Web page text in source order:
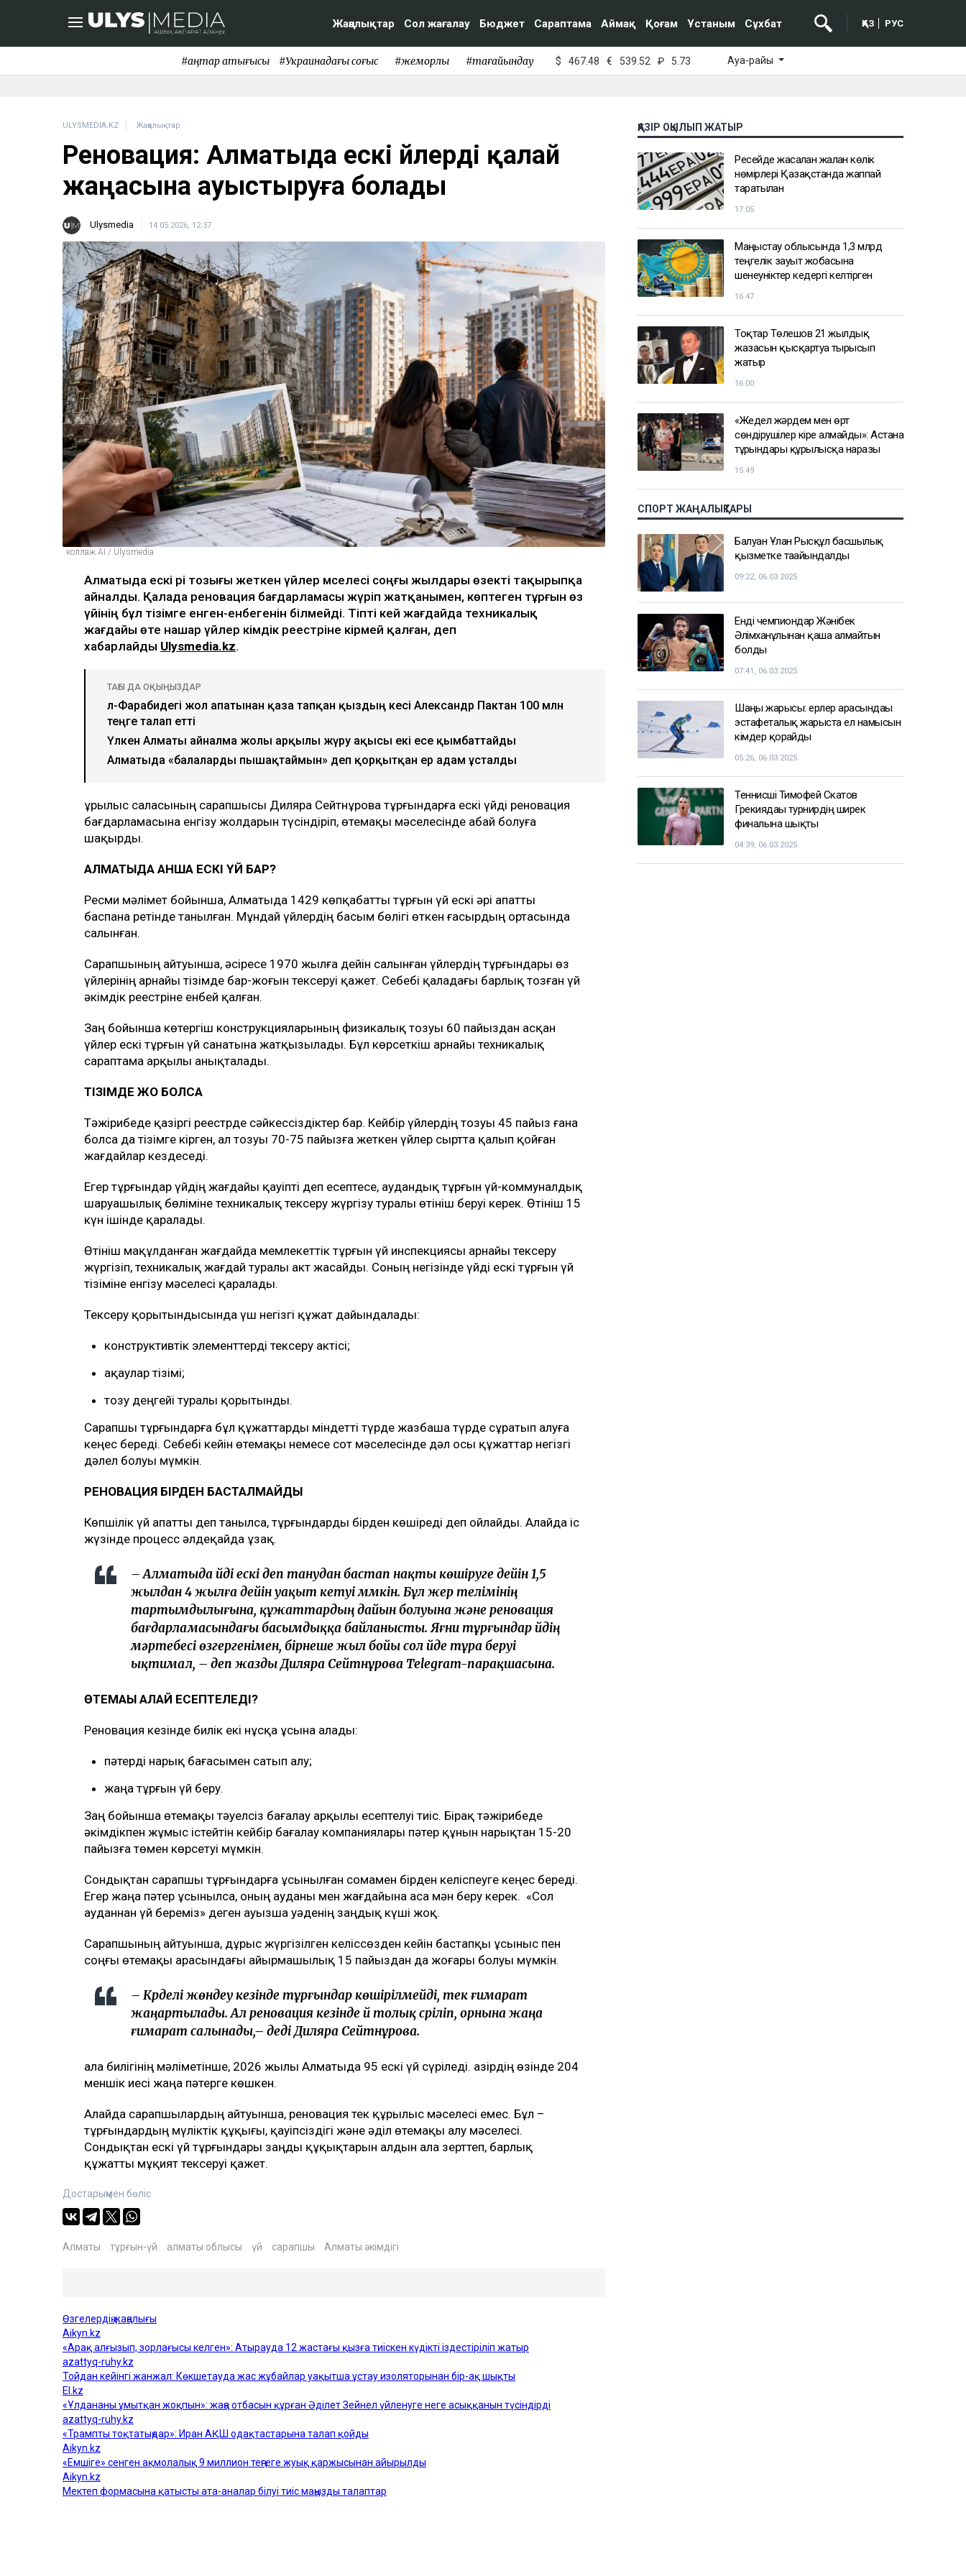
Жаңалықтар Сол жағалау Бюджет Сараптама Аймақ Қоғам Ұстаным Сұхбат ҚАЗ РУС
#қаңтар қақтығысы #Украинадағы соғыс #жемқорлық #тағайындау $ 467.48 € 539.52 ₽ 5.73 Ауа-райы
ULYSMEDIA.KZ Жаңалықтар
Реновация: Алматыда ескі үйлерді қалай
жаңасына ауыстыруға болады
Ulysmedia 14.05.2026, 12:37
коллаж AI / Ulysmedia
Алматыда ескі әрі тозығы жеткен үйлер мәселесі соңғы жылдары өзекті тақырыпқа
айналды. Қалада реновация бағдарламасы жүріп жатқанымен, көптеген тұрғын өз
үйінің бұл тізімге енген-енбегенін білмейді. Тіпті кей жағдайда техникалық
жағдайы өте нашар үйлер әкімдік реестріне кірмей қалған, деп
хабарлайды Ulysmedia.kz.
ТАҒЫ ДА ОҚЫҢЫЗДАР
әл-Фарабидегі жол апатынан қаза тапқан қыздың әкесі Александр Пактан 100 млн
теңге талап етті
Үлкен Алматы айналма жолы арқылы жүру ақысы екі есе қымбаттайды
Алматыда «балаларды пышақтаймын» деп қорқытқан ер адам ұсталды
Құрылыс саласының сарапшысы Диляра Сейтнұрова тұрғындарға ескі үйді реновация
бағдарламасына енгізу жолдарын түсіндіріп, өтемақы мәселесінде абай болуға
шақырды.
АЛМАТЫДА ҚАНША ЕСКІ ҮЙ БАР?
Ресми мәлімет бойынша, Алматыда 1429 көпқабатты тұрғын үй ескі әрі апатты
баспана ретінде танылған. Мұндай үйлердің басым бөлігі өткен ғасырдың ортасында
салынған.
Сарапшының айтуынша, әсіресе 1970 жылға дейін салынған үйлердің тұрғындары өз
үйлерінің арнайы тізімде бар-жоғын тексеруі қажет. Себебі қаладағы барлық тозған үй
әкімдік реестріне енбей қалған.
Заң бойынша көтергіш конструкцияларының физикалық тозуы 60 пайыздан асқан
үйлер ескі тұрғын үй санатына жатқызылады. Бұл көрсеткіш арнайы техникалық
сараптама арқылы анықталады.
ТІЗІМДЕ ЖОҚ БОЛСА
Тәжірибеде қазіргі реестрде сәйкессіздіктер бар. Кейбір үйлердің тозуы 45 пайыз ғана
болса да тізімге кірген, ал тозуы 70-75 пайызға жеткен үйлер сыртта қалып қойған
жағдайлар кездеседі.
Егер тұрғындар үйдің жағдайы қауіпті деп есептесе, аудандық тұрғын үй-коммуналдық
шаруашылық бөліміне техникалық тексеру жүргізу туралы өтініш беруі керек. Өтініш 15
күн ішінде қаралады.
Өтініш мақұлданған жағдайда мемлекеттік тұрғын үй инспекциясы арнайы тексеру
жүргізіп, техникалық жағдай туралы акт жасайды. Соның негізінде үйді ескі тұрғын үй
тізіміне енгізу мәселесі қаралады.
Тексеру қорытындысында үш негізгі құжат дайындалады:
конструктивтік элементтерді тексеру актісі;
ақаулар тізімі;
тозу деңгейі туралы қорытынды.
Сарапшы тұрғындарға бұл құжаттарды міндетті түрде жазбаша түрде сұратып алуға
кеңес береді. Себебі кейін өтемақы немесе сот мәселесінде дәл осы құжаттар негізгі
дәлел болуы мүмкін.
РЕНОВАЦИЯ БІРДЕН БАСТАЛМАЙДЫ
Көпшілік үй апатты деп танылса, тұрғындарды бірден көшіреді деп ойлайды. Алайда іс
жүзінде процесс әлдеқайда ұзақ.
– Алматыда үйді ескі деп танудан бастап нақты көшіруге дейін 1,5
жылдан 4 жылға дейін уақыт кетуі мүмкін. Бұл жер телімінің
тартымдылығына, құжаттардың дайын болуына және реновация
бағдарламасындағы басымдыққа байланысты. Яғни тұрғындар үйдің
мәртебесі өзгергенімен, бірнеше жыл бойы сол үйде тұра беруі
ықтимал, – деп жазды Диляра Сейтнұрова Тelegram-парақшасына.
ӨТЕМАҚЫ ҚАЛАЙ ЕСЕПТЕЛЕДІ?
Реновация кезінде билік екі нұсқа ұсына алады:
пәтерді нарық бағасымен сатып алу;
жаңа тұрғын үй беру.
Заң бойынша өтемақы тәуелсіз бағалау арқылы есептелуі тиіс. Бірақ тәжірибеде
әкімдікпен жұмыс істейтін кейбір бағалау компаниялары пәтер құнын нарықтан 15-20
пайызға төмен көрсетуі мүмкін.
Сондықтан сарапшы тұрғындарға ұсынылған сомамен бірден келіспеуге кеңес береді.
Егер жаңа пәтер ұсынылса, оның ауданы мен жағдайына аса мән беру керек. «Сол
ауданнан үй береміз» деген ауызша уәденің заңдық күші жоқ.
Сарапшының айтуынша, дұрыс жүргізілген келіссөзден кейін бастапқы ұсыныс пен
соңғы өтемақы арасындағы айырмашылық 15 пайыздан да жоғары болуы мүмкін.
– Күрделі жөндеу кезінде тұрғындар көшірілмейді, тек ғимарат
жаңартылады. Ал реновация кезінде үй толық сүріліп, орнына жаңа
ғимарат салынады,– деді Диляра Сейтнұрова.
Қала билігінің мәліметінше, 2026 жылы Алматыда 95 ескі үй сүріледі. Қазірдің өзінде 204
меншік иесі жаңа пәтерге көшкен.
Алайда сарапшылардың айтуынша, реновация тек құрылыс мәселесі емес. Бұл –
тұрғындардың мүліктік құқығы, қауіпсіздігі және әділ өтемақы алу мәселесі.
Сондықтан ескі үй тұрғындары заңды құқықтарын алдын ала зерттеп, барлық
құжатты мұқият тексеруі қажет.
Достарыңмен бөліс
Алматы тұрғын-үй алматы облысы үй сарапшы Алматы әкімдігі
ҚАЗІР ОҚЫЛЫП ЖАТЫР
Ресейде жасалған жалған көлік
нөмірлері Қазақстанда жаппай
таратылған
17:05
Маңғыстау облысында 1,3 млрд
теңгелік зауыт жобасына
шенеуніктер кедергі келтірген
16:47
Тоқтар Төлешов 21 жылдық
жазасын қысқартуға тырысып
жатыр
16:00
«Жедел жәрдем мен өрт
сөндірушілер кіре алмайды»: Астана
тұрғындары құрылысқа наразы
15:49
СПОРТ ЖАҢАЛЫҚТАРЫ
Балуан Ұлан Рысқұл басшылық
қызметке тағайындалды
09:22, 06.03.2025
Енді чемпиондар Жәнібек
Әлімханұлынан қаша алмайтын
болды
07:41, 06.03.2025
Шаңғы жарысы: ерлер арасындағы
эстафеталық жарыста ел намысын
кімдер қорғайды
05:26, 06.03.2025
Теннисші Тимофей Скатов
Грекиядағы турнирдің ширек
финалына шықты
04:39, 06.03.2025